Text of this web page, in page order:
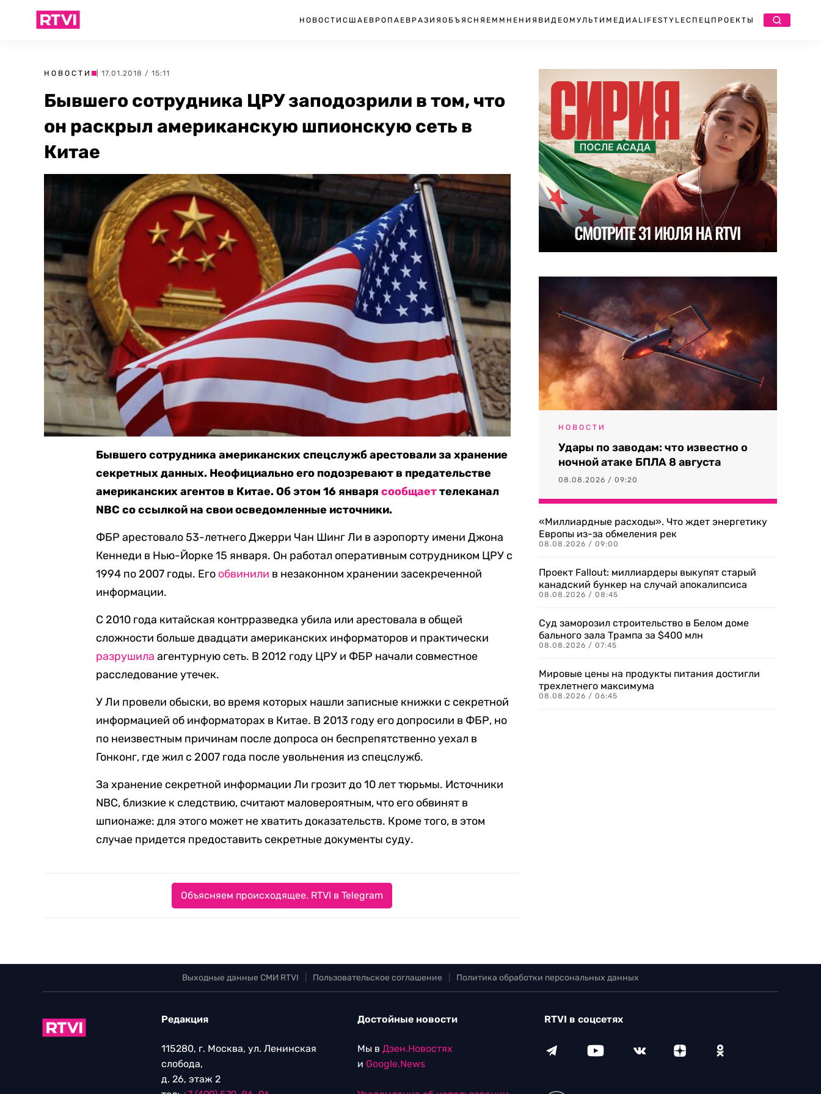
НОВОСТИ США ЕВРОПА ЕВРАЗИЯ ОБЪЯСНЯЕМ МНЕНИЯ ВИДЕО МУЛЬТИМЕДИА LIFESTYLEСПЕЦПРОЕКТЫ
НОВОСТИ | 17.01.2018 / 15:11
Бывшего сотрудника ЦРУ заподозрили в том, что
он раскрыл американскую шпионскую сеть в
Китае
Бывшего сотрудника американских спецслужб арестовали за хранение
секретных данных. Неофициально его подозревают в предательстве
американских агентов в Китае. Об этом 16 январясообщаеттелеканал
NBC со ссылкой на свои осведомленные источники.
ФБР арестовало 53-летнего Джерри Чан Шинг Ли в аэропорту имени Джона
Кеннеди в Нью-Йорке 15 января. Он работал оперативным сотрудником ЦРУ с
1994 по 2007 годы. Его обвинили в незаконном хранении засекреченной
информации.
С 2010 года китайская контрразведка убила или арестовала в общей
сложности больше двадцати американских информаторов и практически
разрушила агентурную сеть. В 2012 году ЦРУ и ФБР начали совместное
расследование утечек.
У Ли провели обыски, во время которых нашли записные книжки с секретной
информацией об информаторах в Китае. В 2013 году его допросили в ФБР, но
по неизвестным причинам после допроса он беспрепятственно уехал в
Гонконг, где жил с 2007 года после увольнения из спецслужб.
За хранение секретной информации Ли грозит до 10 лет тюрьмы. Источники
NBC, близкие к следствию, считают маловероятным, что его обвинят в
шпионаже: для этого может не хватить доказательств. Кроме того, в этом
случае придется предоставить секретные документы суду.
Объясняем происходящее. RTVI в Telegram
НОВОСТИ
Удары по заводам: что известно о
ночной атаке БПЛА 8 августа
08.08.2026 / 09:20
«Миллиардные расходы». Что ждет энергетику
Европы из-за обмеления рек
08.08.2026 / 09:00
Проект Fallout: миллиардеры выкупят старый
канадский бункер на случай апокалипсиса
08.08.2026 / 08:45
Суд заморозил строительство в Белом доме
бального зала Трампа за $400 млн
08.08.2026 / 07:45
Мировые цены на продукты питания достигли
трехлетнего максимума
08.08.2026 / 06:45
Выходные данные СМИ RTVI Пользовательское соглашение Политика обработки персональных данных
Редакция
115280, г. Москва, ул. Ленинская
слобода,
д. 26, этаж 2
Достойные новости
Мы в Дзен.Новостях
и Google.News
RTVI в соцсетях